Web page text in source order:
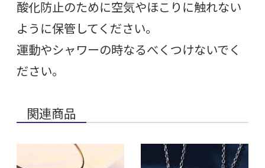
酸化防止のために空気やほこりに触れない
ように保管してください。
運動やシャワーの時なるべくつけないでく
ださい。
関連商品